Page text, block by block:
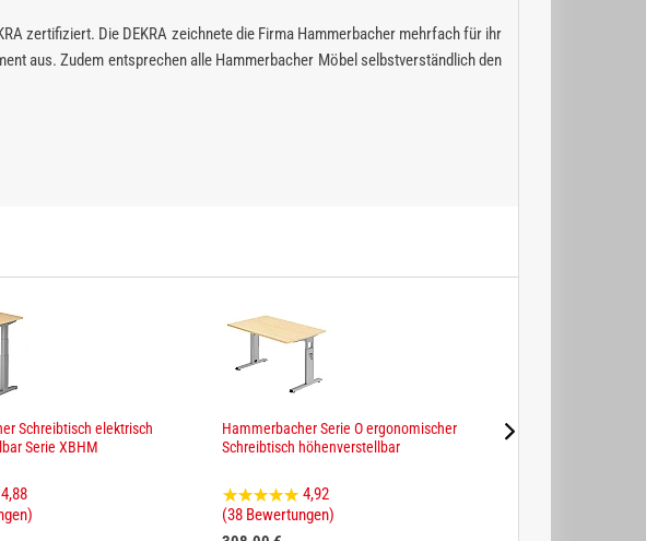
zertifiziert. Die DEKRA zeichnete die Firma Hammerbacher mehrfach für ihr
aus. Zudem entsprechen alle Hammerbacher Möbel selbstverständlich den
Schreibtisch elektrisch
Serie XBHM
4,88
Hammerbacher Serie O ergonomischer
Schreibtisch höhenverstellbar
4,92
(38 Bewertungen)